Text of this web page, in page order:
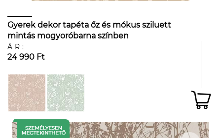
Gyerek dekor tapéta őz és mókus sziluett
mintás mogyoróbarna színben
ÁR:
24 990 Ft